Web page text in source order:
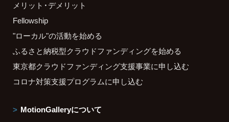
メリット・デメリット
Fellowship
"ローカル"の活動を始める
ふるさと納税型クラウドファンディングを始める
東京都クラウドファンディング支援事業に申し込む
コロナ対策支援プログラムに申し込む
MotionGalleryについて